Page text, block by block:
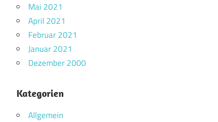
Mai 2021
April 2021
Februar 2021
Januar 2021
Dezember 2000
Kategorien
Allgemein